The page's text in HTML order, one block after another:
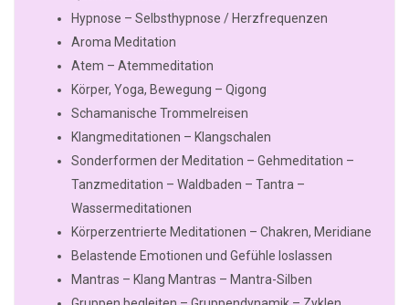
Hypnose – Selbsthypnose / Herzfrequenzen
Aroma Meditation
Atem – Atemmeditation
Körper, Yoga, Bewegung – Qigong
Schamanische Trommelreisen
Klangmeditationen – Klangschalen
Sonderformen der Meditation – Gehmeditation –
Tanzmeditation – Waldbaden – Tantra –
Wassermeditationen
Körperzentrierte Meditationen – Chakren, Meridiane
Belastende Emotionen und Gefühle loslassen
Mantras – Klang Mantras – Mantra-Silben